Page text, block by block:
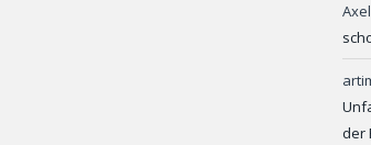
der